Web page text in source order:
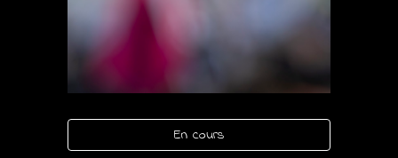
En cours